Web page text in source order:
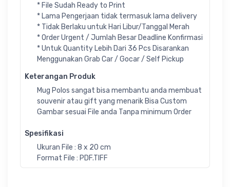
* File Sudah Ready to Print
* Lama Pengerjaan tidak termasuk lama delivery
* Tidak Berlaku untuk Hari Libur/Tanggal Merah
* Order Urgent / Jumlah Besar Deadline Konfirmasi
* Untuk Quantity Lebih Dari 36 Pcs Disarankan
Menggunakan Grab Car / Gocar / Self Pickup
Keterangan Produk
Mug Polos sangat bisa membantu anda membuat
souvenir atau gift yang menarik Bisa Custom
Gambar sesuai File anda Tanpa minimum Order
Spesifikasi
Ukuran File : 8 x 20 cm
Format File : PDF.TIFF